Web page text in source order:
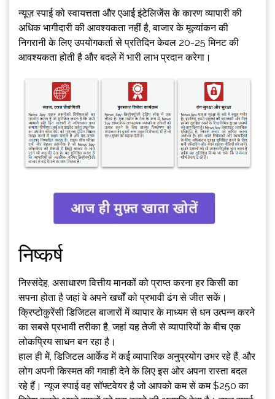
न्यूज़ स्पाई को स्वायत्तता और एआई इंटेलिजेंस के कारण व्यापारी की
अधिक भागीदारी की आवश्यकता नहीं है, बाजार के मूल्यांकन की
निगरानी के लिए उपयोगकर्ता से प्रतिदिन केवल 20-25 मिनट की
आवश्यकता होती है और बदले में भारी लाभ प्रदान करेगा।
निष्कर्ष
निस्संदेह, असाधारण वित्तीय मानकों को प्राप्त करना हर किसी का
सपना होता है जहां वे अपने खर्चों को प्रभावी ढंग से जीत सकें।
क्रिप्टोकुरेंसी डिजिटल बाजारों में व्यापार के माध्यम से धन उत्पन्न करने
का सबसे प्रभावी तरीका है, जहां यह तेजी से व्यापारियों के बीच एक
लोकप्रिय साधन बन रहा है।
हाल ही में, डिजिटल आर्केड में कई व्यापारिक अनुप्रयोग उभर रहे हैं, और
लोग अपनी किस्मत की गवाही देने के लिए इस ओर अपना रास्ता बदल
रहे हैं। न्यूज स्पाई वह सॉफ्टवेयर है जो आपको कम से कम $250 का